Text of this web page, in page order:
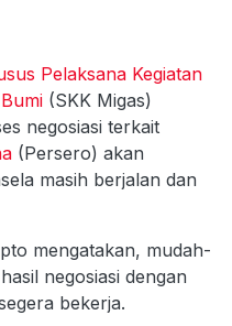
Pelaksana Kegiatan
(SKK Migas)
negosiasi terkait
(Persero) akan
masih berjalan dan
mengatakan, mudah-
negosiasi dengan
bekerja.